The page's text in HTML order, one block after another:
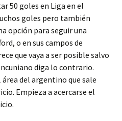
50 goles en Liga en el
goles pero también
opción para seguir una
o en sus campos de
que vaya a ser posible salvo
diga lo contrario.
del argentino que sale
Empieza a acercarse el